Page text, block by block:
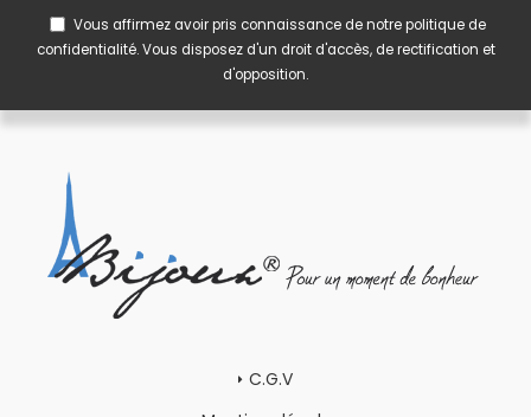
Vous affirmez avoir pris connaissance de notrepolitique de
confidentialité. Vous disposez d'un droit d'accès, de rectification et
d'opposition.
C.G.V